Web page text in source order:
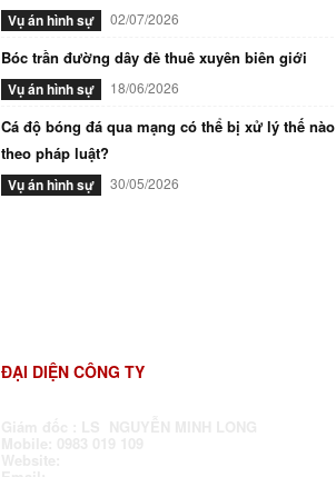
Vụ án hình sự 02/07/2026
Bóc trần đường dây đẻ thuê xuyên biên giới
Vụ án hình sự 18/06/2026
Cá độ bóng đá qua mạng có thể bị xử lý thế nào
theo pháp luật?
Vụ án hình sự 30/05/2026
ĐẠI DIỆN CÔNG TY